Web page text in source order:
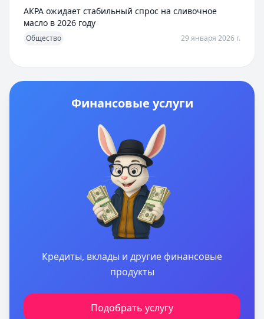
АКРА ожидает стабильный спрос на сливочное
масло в 2026 году
Общество 29 января 2026 г.
Финансовые услуги
Кредиты, вклады и другие финансовые
продукты
Подобрать услугу